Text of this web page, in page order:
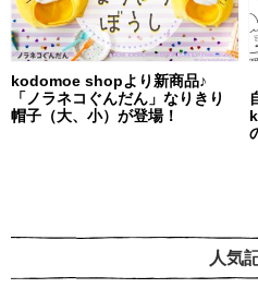
kodomoe shopより新商品♪
「ノラネコぐんだん」なりきり
帽子（大、小）が登場！
人気